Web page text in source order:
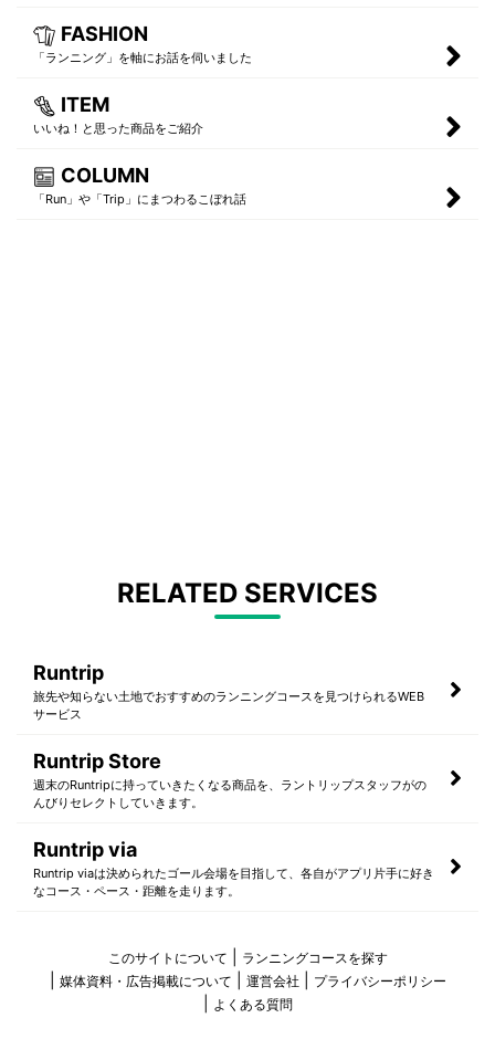
FASHION
「ランニング」を軸にお話を伺いました
ITEM
いいね！と思った商品をご紹介
COLUMN
「Run」や「Trip」にまつわるこぼれ話
RELATED SERVICES
Runtrip
旅先や知らない土地でおすすめのランニングコースを見つけられるWEB
サービス
Runtrip Store
週末のRuntripに持っていきたくなる商品を、ラントリップスタッフがの
んびりセレクトしていきます。
Runtrip via
Runtrip viaは決められたゴール会場を目指して、各自がアプリ片手に好き
なコース・ペース・距離を走ります。
このサイトについて
ランニングコースを探す
媒体資料・広告掲載について
運営会社
プライバシーポリシー
よくある質問